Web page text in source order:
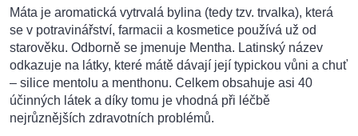
Máta je aromatická vytrvalá bylina (tedy tzv. trvalka), která
se v potravinářství, farmacii a kosmetice používá už od
starověku. Odborně se jmenuje Mentha. Latinský název
odkazuje na látky, které mátě dávají její typickou vůni a chuť
– silice mentolu a menthonu. Celkem obsahuje asi 40
účinných látek a díky tomu je vhodná při léčbě
nejrůznějších zdravotních problémů.